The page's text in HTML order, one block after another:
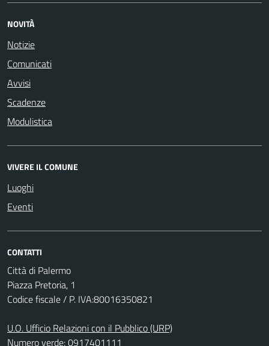
NOVITÀ
Notizie
Comunicati
Avvisi
Scadenze
Modulistica
VIVERE IL COMUNE
Luoghi
Eventi
CONTATTI
Città di Palermo
Piazza Pretoria, 1
Codice fiscale / P. IVA:80016350821
U.O. Ufficio Relazioni con il Pubblico (URP)
Numero verde: 0917401111